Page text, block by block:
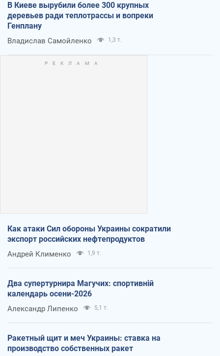
В Киеве вырубили более 300 крупных
деревьев ради теплотрассы и вопреки
Генплану
Владислав Самойленко 1,3 т.
Как атаки Сил обороны Украины сократили
экспорт российских нефтепродуктов
Андрей Клименко 1,9 т.
Два супертурнира Магучих: спортивній
календарь осени-2026
Александр Липенко 5,1 т.
Ракетный щит и меч Украины: ставка на
производство собственных ракет